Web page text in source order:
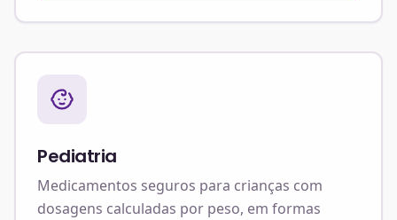
Pediatria
Medicamentos seguros para crianças com
dosagens calculadas por peso, em formas